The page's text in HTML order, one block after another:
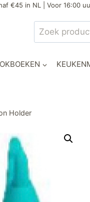
€45 in NL | Voor 16:00
Zoeken
naar:
Holder